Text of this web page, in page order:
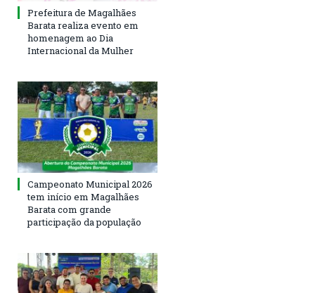
Prefeitura de Magalhães
Barata realiza evento em
homenagem ao Dia
Internacional da Mulher
Campeonato Municipal 2026
tem início em Magalhães
Barata com grande
participação da população